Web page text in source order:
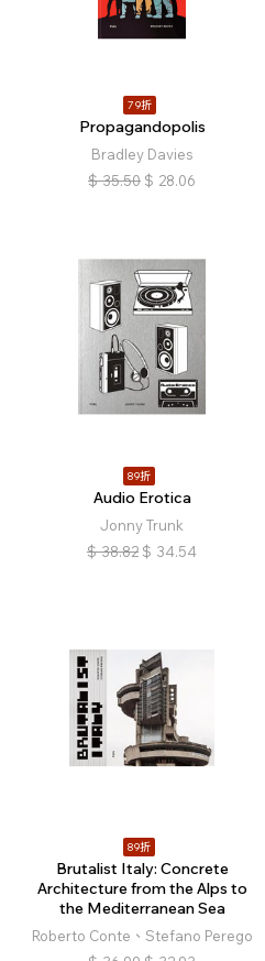
79折
Propagandopolis
Bradley Davies
$ 35.50 $ 28.06
89折
Audio Erotica
Jonny Trunk
$ 38.82 $ 34.54
89折
Brutalist Italy: Concrete
Architecture from the Alps to
the Mediterranean Sea
Roberto Conte、Stefano Perego